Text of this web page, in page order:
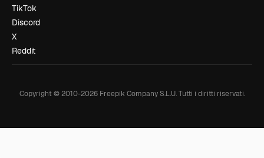
TikTok
Discord
X
Reddit
Copyright © 2010-2026Freepik Company S.L.U. Tutti i diritti riservati.